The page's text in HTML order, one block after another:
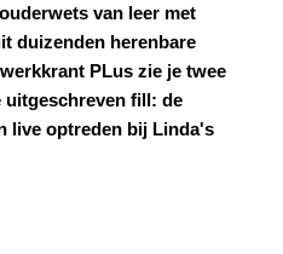
van leer met
duizenden herenbare
PLus zie je twee
uitgeschreven fill: de
live optreden bij Linda's